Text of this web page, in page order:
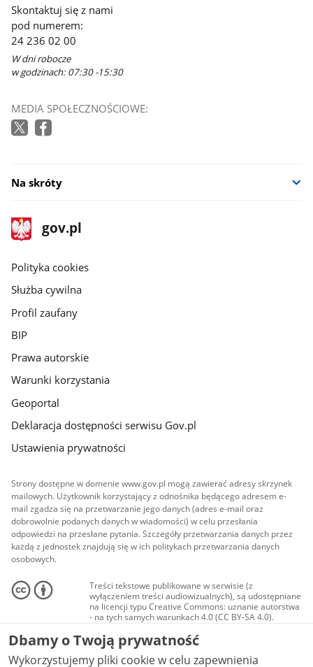
Skontaktuj się z nami
pod numerem:
24 236 02 00
W dni robocze
w godzinach: 07:30 -15:30
MEDIA SPOŁECZNOŚCIOWE:
Na skróty
stopka
gov.pl
Strona
gov.pl
gov.pl
Polityka cookies
Służba cywilna
Profil zaufany
BIP
Prawa autorskie
Warunki korzystania
Geoportal
Deklaracja dostępności serwisu Gov.pl
Ustawienia prywatności
Strony dostępne w domenie www.gov.pl mogą zawierać adresy skrzynek
mailowych. Użytkownik korzystający z odnośnika będącego adresem e-
mail zgadza się na przetwarzanie jego danych (adres e-mail oraz
dobrowolnie podanych danych w wiadomości) w celu przesłania
odpowiedzi na przesłane pytania. Szczegóły przetwarzania danych przez
każdą z jednostek znajdują się w ich politykach przetwarzania danych
osobowych.
Treści tekstowe publikowane w serwisie (z
wyłączeniem treści audiowizualnych), są udostępniane
na licencji typu Creative Commons: uznanie autorstwa
- na tych samych warunkach 4.0 (CC BY-SA 4.0).
Materiały audiowizualne, w tym zdjęcia, materiały
audio i wideo, są udostępniane na licencji typu
Creative Commons: uznanie autorstwa użycie
niekomercyjne - bez utworów zależnych 4.0 (CC BY-
Dbamy o Twoją prywatność
Wykorzystujemy pliki cookie w celu zapewnienia